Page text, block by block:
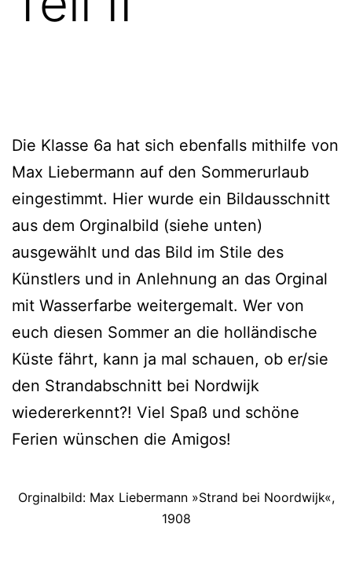
Die Klasse 6a hat sich ebenfalls mithilfe von
Max Liebermann auf den Sommerurlaub
eingestimmt. Hier wurde ein Bildausschnitt
aus dem Orginalbild (siehe unten)
ausgewählt und das Bild im Stile des
Künstlers und in Anlehnung an das Orginal
mit Wasserfarbe weitergemalt. Wer von
euch diesen Sommer an die holländische
Küste fährt, kann ja mal schauen, ob er/sie
den Strandabschnitt bei Nordwijk
wiedererkennt?! Viel Spaß und schöne
Ferien wünschen die Amigos!
Orginalbild: Max Liebermann »Strand bei Noordwijk«,
1908